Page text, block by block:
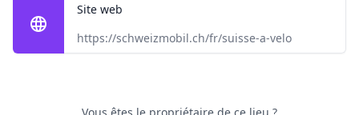
Site web
https://schweizmobil.ch/fr/suisse-a-velo
Vous êtes le propriétaire de ce lieu ?